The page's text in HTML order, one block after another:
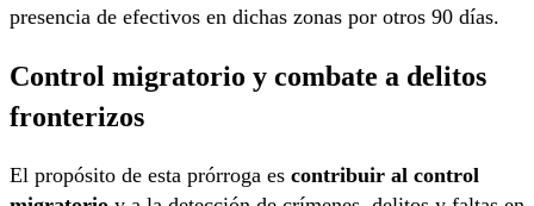
presencia de efectivos en dichas zonas por otros 90 días.
Control migratorio y combate a delitos
fronterizos
El propósito de esta prórroga es contribuir al control